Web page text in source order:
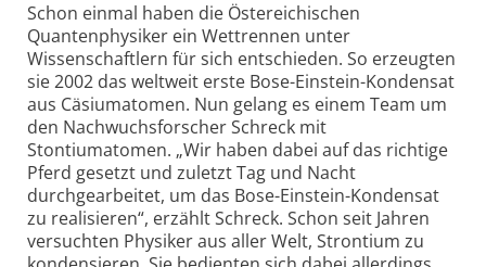
Schon einmal haben die Östereichischen
Quantenphysiker ein Wettrennen unter
Wissenschaftlern für sich entschieden. So erzeugten
sie 2002 das weltweit erste Bose-Einstein-Kondensat
aus Cäsiumatomen. Nun gelang es einem Team um
den Nachwuchsforscher Schreck mit
Stontiumatomen. „Wir haben dabei auf das richtige
Pferd gesetzt und zuletzt Tag und Nacht
durchgearbeitet, um das Bose-Einstein-Kondensat
zu realisieren“, erzählt Schreck. Schon seit Jahren
versuchten Physiker aus aller Welt, Strontium zu